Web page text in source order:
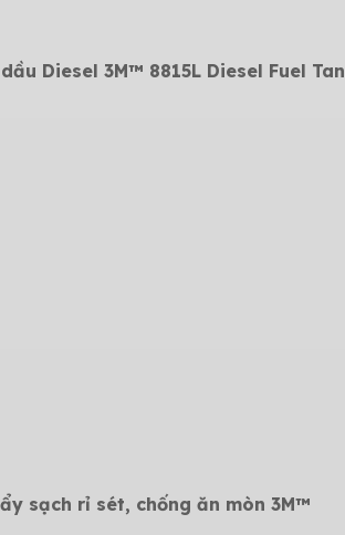
Diesel 3M™ 8815L Diesel Fuel
sạch rỉ sét, chống ăn mòn 3M™